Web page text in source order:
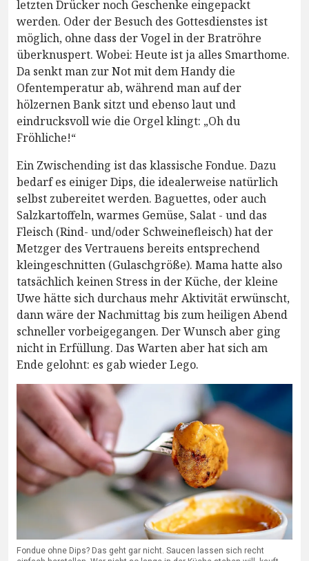
letzten Drücker noch Geschenke eingepackt
werden. Oder der Besuch des Gottesdienstes ist
möglich, ohne dass der Vogel in der Bratröhre
überknuspert. Wobei: Heute ist ja alles Smarthome.
Da senkt man zur Not mit dem Handy die
Ofentemperatur ab, während man auf der
hölzernen Bank sitzt und ebenso laut und
eindrucksvoll wie die Orgel klingt: „Oh du
Fröhliche!“
Ein Zwischending ist das klassische Fondue. Dazu
bedarf es einiger Dips, die idealerweise natürlich
selbst zubereitet werden. Baguettes, oder auch
Salzkartoffeln, warmes Gemüse, Salat - und das
Fleisch (Rind- und/oder Schweinefleisch) hat der
Metzger des Vertrauens bereits entsprechend
kleingeschnitten (Gulaschgröße). Mama hatte also
tatsächlich keinen Stress in der Küche, der kleine
Uwe hätte sich durchaus mehr Aktivität erwünscht,
dann wäre der Nachmittag bis zum heiligen Abend
schneller vorbeigegangen. Der Wunsch aber ging
nicht in Erfüllung. Das Warten aber hat sich am
Ende gelohnt: es gab wieder Lego.
Fondue ohne Dips? Das geht gar nicht. Saucen lassen sich recht